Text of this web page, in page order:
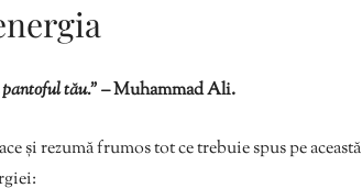
tău.”– Muhammad Ali.
și rezumă frumos tot ce trebuie spus pe această